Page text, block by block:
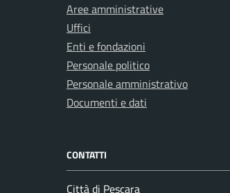
Aree amministrative
Uffici
Enti e fondazioni
Personale politico
Personale amministrativo
Documenti e dati
CONTATTI
Città di Pescara